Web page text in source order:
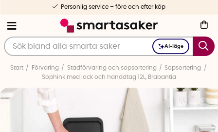
AI-läge
Personlig service – före och efter köp
Start Förvaring Städförvaring och sopsortering
Sopsortering
Sophink med lock och handdtag 12L, Brabantia